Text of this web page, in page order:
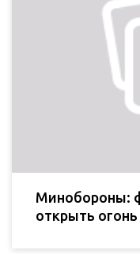
Минобороны:
открыть